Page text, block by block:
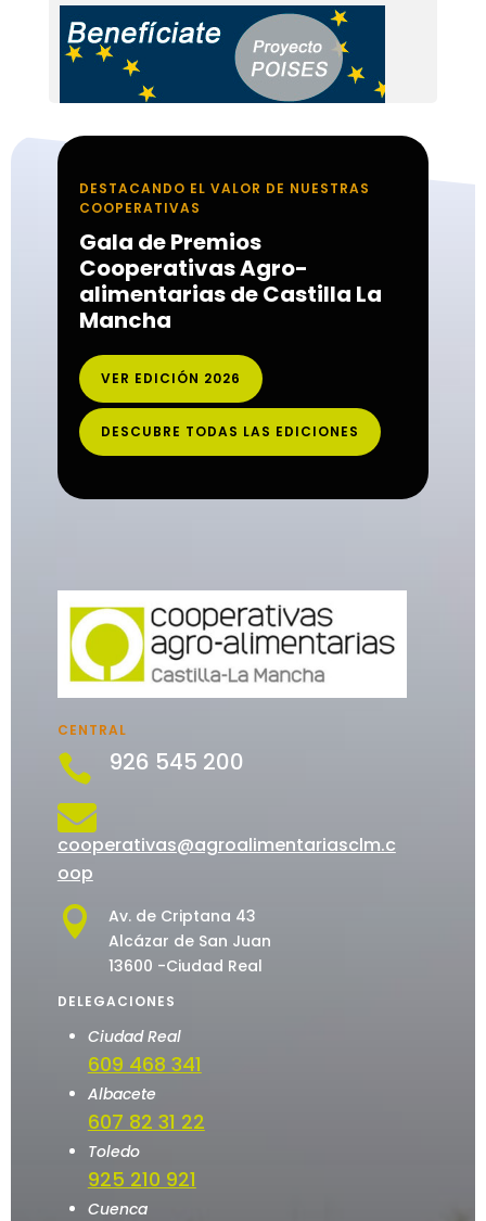
DESTACANDO EL VALOR DE NUESTRAS
COOPERATIVAS
Gala de Premios
Cooperativas Agro-
alimentarias de Castilla La
Mancha
VER EDICIÓN 2026
DESCUBRE TODAS LAS EDICIONES
CENTRAL
 926 545 200

cooperativas@agroalimentariasclm.c
oop

Av. de Criptana 43
Alcázar de San Juan
13600 -Ciudad Real
DELEGACIONES
Ciudad Real
609 468 341
Albacete
607 82 31 22
Toledo
925 210 921
Cuenca